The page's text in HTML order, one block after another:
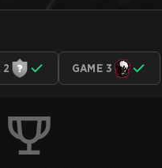
2 GAME 3